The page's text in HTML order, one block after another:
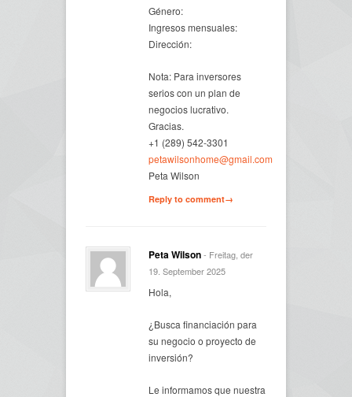
Género:
Ingresos mensuales:
Dirección:
Nota: Para inversores
serios con un plan de
negocios lucrativo.
Gracias.
+1 (289) 542-3301
petawilsonhome@gmail.com
Peta Wilson
Reply to comment→
Peta Wilson- Freitag, der
19. September 2025
Hola,
¿Busca financiación para
su negocio o proyecto de
inversión?
Le informamos que nuestra